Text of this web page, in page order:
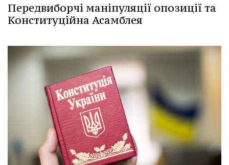
Передвиборчі маніпуляції опозиції та
Конституційна Асамблея